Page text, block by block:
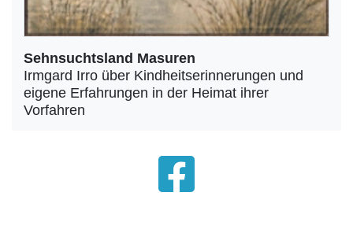
Sehnsuchtsland Masuren
Irmgard Irro über Kindheitserinnerungen und
eigene Erfahrungen in der Heimat ihrer
Vorfahren